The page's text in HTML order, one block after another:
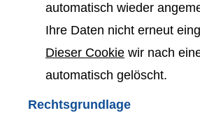
automatisch wieder
Ihre Daten nicht erneut
Dieser Cookie wir nach
automatisch gelöscht.
Rechtsgrundlage